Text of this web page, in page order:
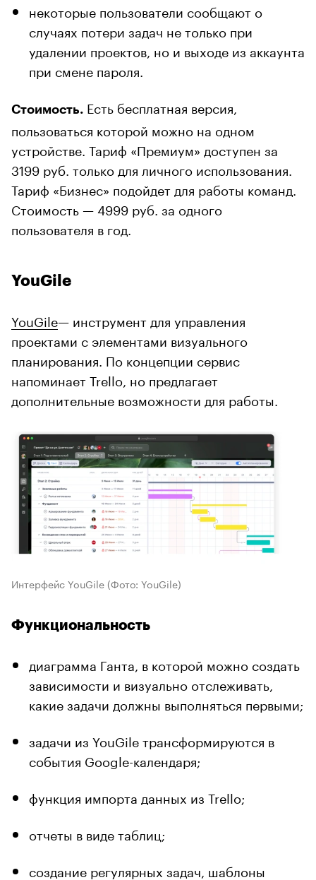
некоторые пользователи сообщают о
случаях потери задач не только при
удалении проектов, но и выходе из аккаунта
при смене пароля.
Стоимость. Есть бесплатная версия,
пользоваться которой можно на одном
устройстве. Тариф «Премиум» доступен за
3199 руб. только для личного использования.
Тариф «Бизнес» подойдет для работы команд.
Стоимость — 4999 руб. за одного
пользователя в год.
YouGile
YouGile— инструмент для управления
проектами с элементами визуального
планирования. По концепции сервис
напоминает Trello, но предлагает
дополнительные возможности для работы.
Интерфейс YouGile (Фото: YouGile)
Функциональность
диаграмма Ганта, в которой можно создать
зависимости и визуально отслеживать,
какие задачи должны выполняться первыми;
задачи из YouGile трансформируются в
события Google-календаря;
функция импорта данных из Trello;
отчеты в виде таблиц;
создание регулярных задач, шаблоны